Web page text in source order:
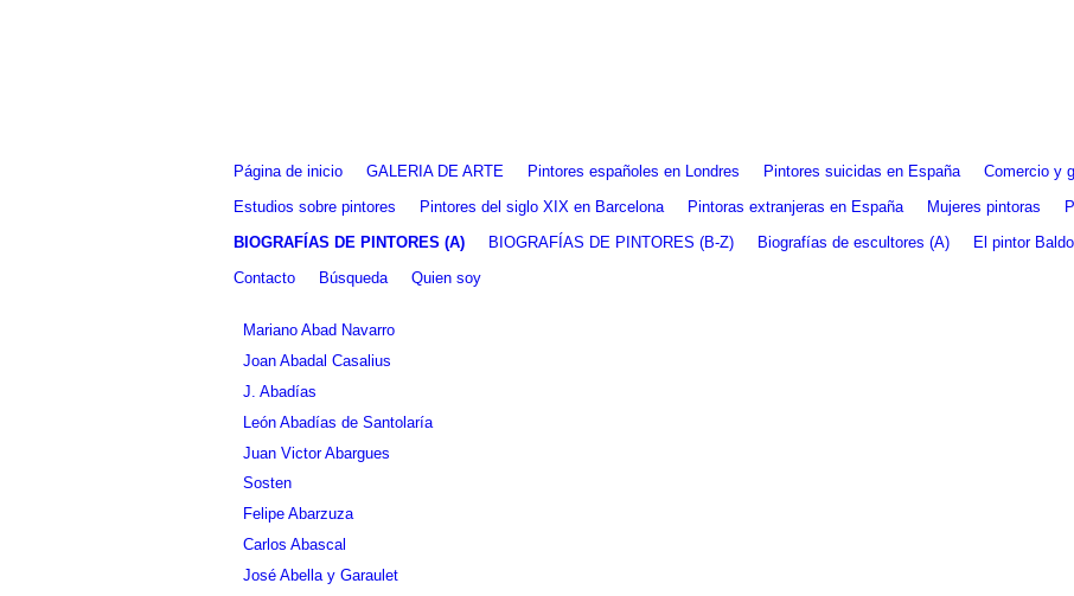
Página de inicio GALERIA DE ARTE Pintores españoles en Londres Pintores suicidas en España
Comercio y
Estudios sobre pintores
Pintores del siglo XIX en Barcelona Pintoras extranjeras en España Mujeres pintoras
BIOGRAFÍAS DE PINTORES (A)
BIOGRAFÍAS DE PINTORES (B-Z) Biografías de escultores (A) El pintor
Contacto
Búsqueda Quien soy
Mariano Abad Navarro
Joan Abadal Casalius
J. Abadías
León Abadías de Santolaría
Juan Victor Abargues
Sosten
Felipe Abarzuza
Carlos Abascal
José Abella y Garaulet